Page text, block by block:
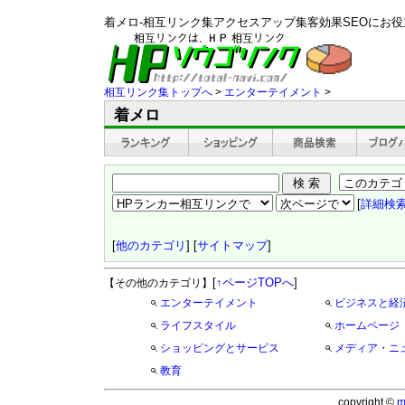
着メロ-相互リンク集アクセスアップ集客効果SEOにお
相互リンク集トップへ > エンターテイメント >
着メロ
[詳細検
[他のカテゴリ ] [サイトマップ]
【その他のカテゴリ】 [↑ページTOPへ]
エンターテイメント
ビジネスと経
ライフスタイル
ホームページ
ショッピングとサービス
メディア・ニ
教育
copyright ©